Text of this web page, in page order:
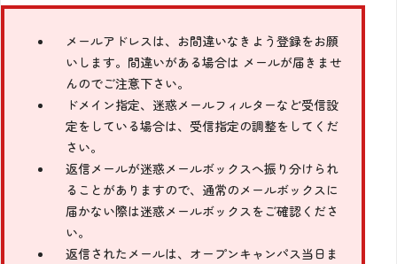
メールアドレスは、お間違いなきよう登録をお願
いします。間違いがある場合は メールが届きませ
んのでご注意下さい。
ドメイン指定、迷惑メールフィルターなど受信設
定をしている場合は、受信指定の調整をしてくだ
さい。
返信メールが迷惑メールボックスへ振り分けられ
ることがありますので、通常のメールボックスに
届かない際は迷惑メールボックスをご確認くださ
い。
返信されたメールは、オープンキャンパス当日ま